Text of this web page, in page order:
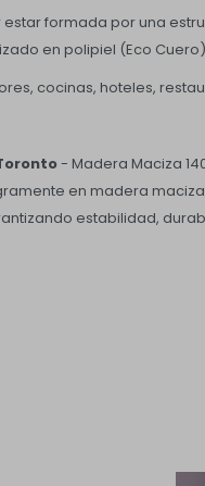
estar formada por una
en polipiel (Eco
cocinas, hoteles,
- Madera Maciza
en madera
estabilidad,